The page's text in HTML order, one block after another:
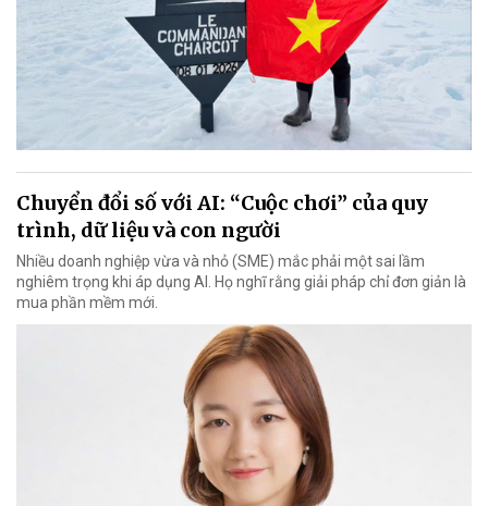
Chuyển đổi số với AI: “Cuộc chơi” của quy
trình, dữ liệu và con người
Nhiều doanh nghiệp vừa và nhỏ (SME) mắc phải một sai lầm
nghiêm trọng khi áp dụng AI. Họ nghĩ rằng giải pháp chỉ đơn giản là
mua phần mềm mới.